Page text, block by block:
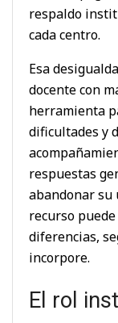
respaldo
cada centro.
Esa
docente con
herramienta
dificultades y
respuestas
abandonar su
recurso
diferencias,
incorpore.
El rol